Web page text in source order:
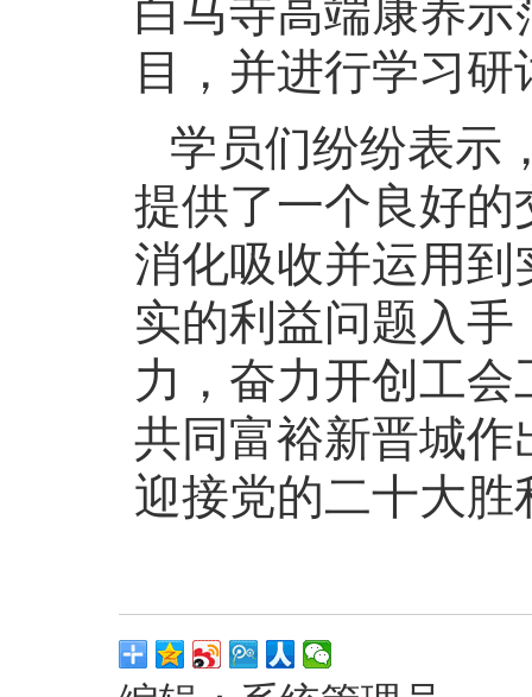
白马寺高端康养
目，并进行学习
学员们纷纷表示
提供了一个良好
消化吸收并运用
实的利益问题入
力，奋力开创工
共同富裕新晋城
迎接党的二十大胜